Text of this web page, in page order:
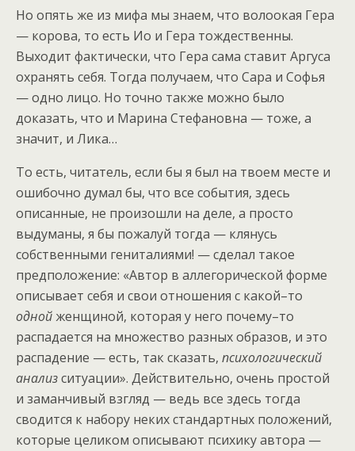
Но опять же из мифа мы знаем, что волоокая Гера
— корова, то есть Ио и Гера тождественны.
Выходит фактически, что Гера сама ставит Аргуса
охранять себя. Тогда получаем, что Сара и Софья
— одно лицо. Но точно также можно было
доказать, что и Марина Стефановна — тоже, а
значит, и Лика…
То есть, читатель, если бы я был на твоем месте и
ошибочно думал бы, что все события, здесь
описанные, не произошли на деле, а просто
выдуманы, я бы пожалуй тогда — клянусь
собственными гениталиями! — сделал такое
предположение: «Автор в аллегорической форме
описывает себя и свои отношения с какой–то
однойженщиной, которая у него почему–то
распадается на множество разных образов, и это
распадение — есть, так сказать, психологический
анализситуации». Действительно, очень простой
и заманчивый взгляд — ведь все здесь тогда
сводится к набору неких стандартных положений,
которые целиком описывают психику автора —